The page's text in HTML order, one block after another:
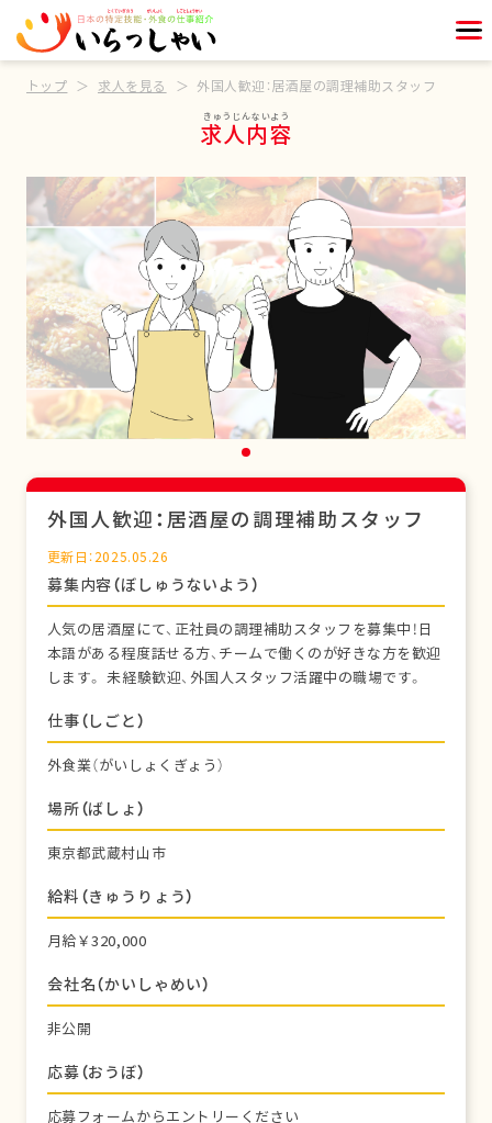
トップ 求人を見る 外国人歓迎：居酒屋の調理補助スタッフ
求人内容
外国人歓迎：居酒屋の調理補助スタッフ
更新日：2025.05.26
募集内容（ぼしゅうないよう）
人気の居酒屋にて、正社員の調理補助スタッフを募集中！日
本語がある程度話せる方、チームで働くのが好きな方を歓迎
します。 未経験歓迎、外国人スタッフ活躍中の職場です。
仕事（しごと）
外食業（がいしょくぎょう）
場所（ばしょ）
東京都武蔵村山市
給料（きゅうりょう）
月給￥320,000
会社名（かいしゃめい）
非公開
応募（おうぼ）
応募フォームからエントリーください